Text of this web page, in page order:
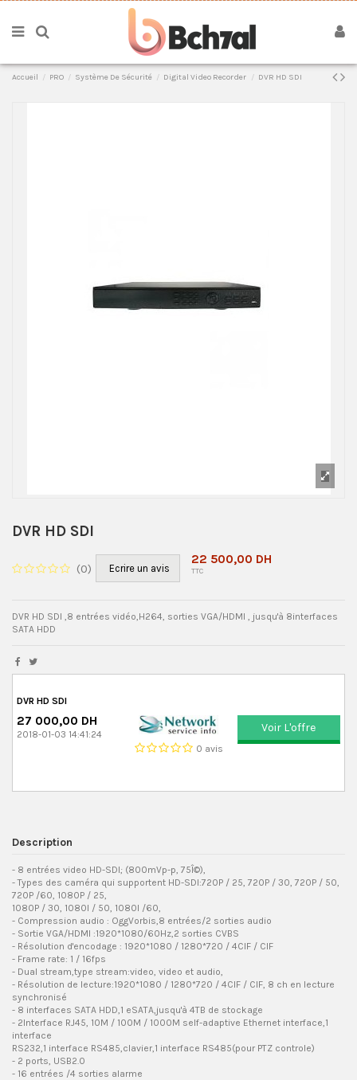
Accueil PRO Système De Sécurité Digital Video Recorder DVR HD SDI
DVR HD SDI
(0) Ecrire un avis
22 500,00 DH
TTC
DVR HD SDI ,8 entrées vidéo,H264, sorties VGA/HDMI , jusqu'à 8interfaces
SATA HDD
DVR HD SDI
27 000,00 DH
2018-01-03 14:41:24
0 avis
Voir L'offre
Description
- 8 entrées video HD-SDI; (800mVp-p, 75Î©),
- Types des caméra qui supportent HD-SDI:720P / 25, 720P / 30, 720P / 50,
720P /60, 1080P / 25,
1080P / 30, 1080I / 50, 1080I /60,
- Compression audio : OggVorbis,8 entrées/2 sorties audio
- Sortie VGA/HDMI :1920*1080/60Hz,2 sorties CVBS
- Résolution d'encodage : 1920*1080 / 1280*720 / 4CIF / CIF
- Frame rate: 1 / 16fps
- Dual stream,type stream:video, video et audio,
- Résolution de lecture:1920*1080 / 1280*720 / 4CIF / CIF, 8 ch en lecture
synchronisé
- 8 interfaces SATA HDD,1 eSATA,jusqu'à 4TB de stockage
- 2Interface RJ45, 10M / 100M / 1000M self-adaptive Ethernet interface,1
interface
RS232,1 interface RS485,clavier,1 interface RS485(pour PTZ controle)
- 2 ports, USB2.0
- 16 entrées /4 sorties alarme